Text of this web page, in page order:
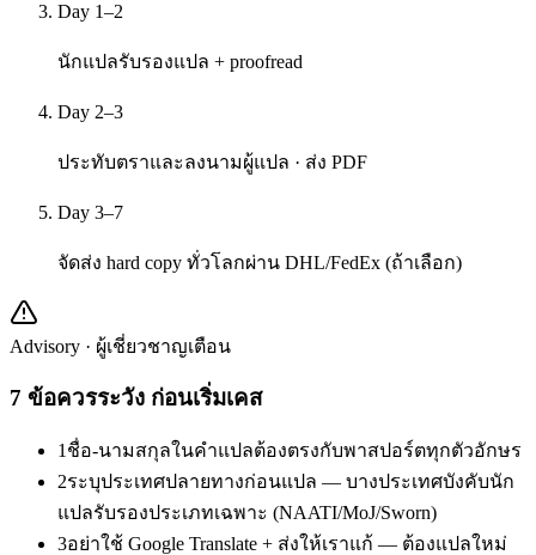
Day 1–2
นักแปลรับรองแปล + proofread
Day 2–3
ประทับตราและลงนามผู้แปล · ส่ง PDF
Day 3–7
จัดส่ง hard copy ทั่วโลกผ่าน DHL/FedEx (ถ้าเลือก)
Advisory · ผู้เชี่ยวชาญเตือน
7 ข้อควรระวัง ก่อนเริ่มเคส
1 ชื่อ-นามสกุลในคำแปลต้องตรงกับพาสปอร์ตทุกตัวอักษร
2ระบุประเทศปลายทางก่อนแปล — บางประเทศบังคับนัก
แปลรับรองประเภทเฉพาะ (NAATI/MoJ/Sworn)
3อย่าใช้ Google Translate + ส่งให้เราแก้ — ต้องแปลใหม่